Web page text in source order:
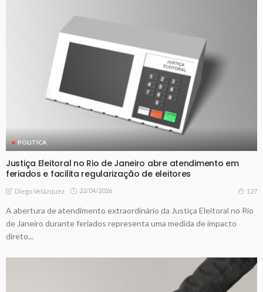
POLITICA
Justiça Eleitoral no Rio de Janeiro abre atendimento em
feriados e facilita regularização de eleitores
Diego Velázquez 22/04/2026 127
A abertura de atendimento extraordinário da Justiça Eleitoral no Rio
de Janeiro durante feriados representa uma medida de impacto
direto...